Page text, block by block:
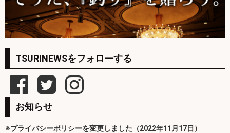
TSURINEWSをフォローする
お知らせ
※プライバシーポリシーを変更しました（2022年11月17日）